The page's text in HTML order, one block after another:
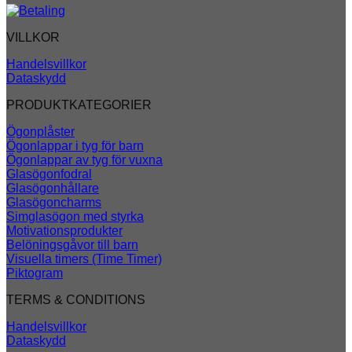
VILLKOR
Handelsvillkor
Dataskydd
PRODUKTKATEGORIER
Ögonplåster
Ögonlappar i tyg för barn
Ögonlappar av tyg för vuxna
Glasögonfodral
Glasögonhållare
Glasögoncharms
Simglasögon med styrka
Motivationsprodukter
Belöningsgåvor till barn
Visuella timers (Time Timer)
Piktogram
TERMS & CONDITIONS
Handelsvillkor
Dataskydd